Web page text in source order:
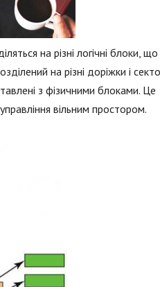
на різні логічні блоки, що
на різні доріжки і
з фізичними блоками. Це
вільним простором.